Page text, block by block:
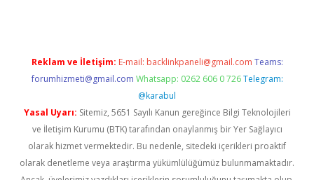
Reklam ve İletişim: E-mail: backlinkpaneli@gmail.com Teams:
forumhizmeti@gmail.com Whatsapp: 0262 606 0 726 Telegram:
@karabul
Yasal Uyarı: Sitemiz, 5651 Sayılı Kanun gereğince Bilgi Teknolojileri
ve İletişim Kurumu (BTK) tarafından onaylanmış bir Yer Sağlayıcı
olarak hizmet vermektedir. Bu nedenle, sitedeki içerikleri proaktif
olarak denetleme veya araştırma yükümlülüğümüz bulunmamaktadır.